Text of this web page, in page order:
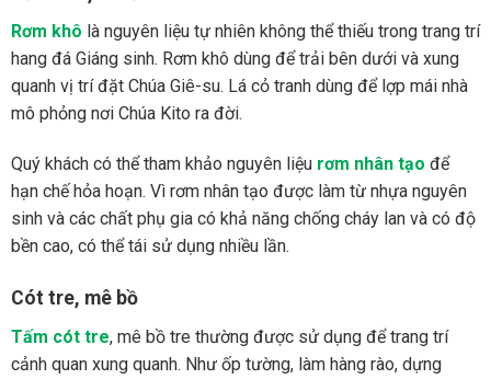
Rơm khô là nguyên liệu tự nhiên không thể thiếu trong trang trí
hang đá Giáng sinh. Rơm khô dùng để trải bên dưới và xung
quanh vị trí đặt Chúa Giê-su. Lá cỏ tranh dùng để lợp mái nhà
mô phỏng nơi Chúa Kito ra đời.
Quý khách có thể tham khảo nguyên liệu rơm nhân tạo để
hạn chế hỏa hoạn. Vì rơm nhân tạo được làm từ nhựa nguyên
sinh và các chất phụ gia có khả năng chống cháy lan và có độ
bền cao, có thể tái sử dụng nhiều lần.
Cót tre, mê bồ
Tấm cót tre, mê bồ tre thường được sử dụng để trang trí
cảnh quan xung quanh. Như ốp tường, làm hàng rào, dựng